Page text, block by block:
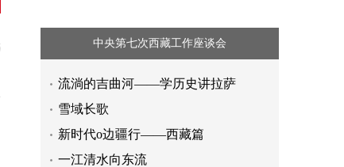
中央第七次西藏工作座谈会
流淌的吉曲河——学历史讲拉萨
雪域长歌
新时代o边疆行——西藏篇
一江清水向东流